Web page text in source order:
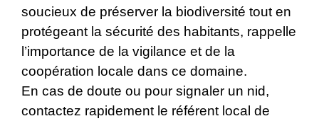
soucieux de préserver la biodiversité tout en
protégeant la sécurité des habitants, rappelle
l’importance de la vigilance et de la
coopération locale dans ce domaine.
En cas de doute ou pour signaler un nid,
contactez rapidement le référent local de